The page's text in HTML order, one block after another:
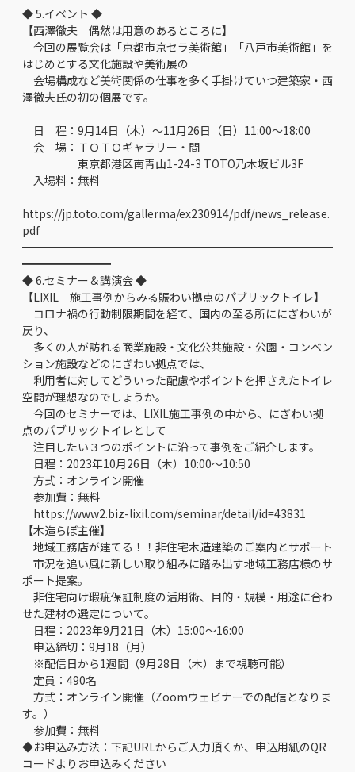
◆ 5.イベント ◆
【西澤徹夫 偶然は用意のあるところに】
今回の展覧会は「京都市京セラ美術館」「八戸市美術館」を
はじめとする文化施設や美術展の
会場構成など美術関係の仕事を多く手掛けていつ建築家・西
澤徹夫氏の初の個展です。
日 程：9月14日（木）～11月26日（日）11:00～18:00
会 場：ＴＯＴＯギャラリー・間
東京都港区南青山1-24-3 TOTO乃木坂ビル3F
入場料：無料
https://jp.toto.com/gallerma/ex230914/pdf/news_release.
pdf
━━━━━━━━━━━━━━━━━━━━━━━━━━━━
━━━━━━━━
◆ 6.セミナー＆講演会 ◆
【LIXIL 施工事例からみる賑わい拠点のパブリックトイレ】
コロナ禍の行動制限期間を経て、国内の至る所ににぎわいが
戻り、
多くの人が訪れる商業施設・文化公共施設・公園・コンベン
ション施設などのにぎわい拠点では、
利用者に対してどういった配慮やポイントを押さえたトイレ
空間が理想なのでしょうか。
今回のセミナーでは、LIXIL施工事例の中から、にぎわい拠
点のパブリックトイレとして
注目したい３つのポイントに沿って事例をご紹介します。
日程：2023年10月26日（木）10:00～10:50
方式：オンライン開催
参加費：無料
https://www2.biz-lixil.com/seminar/detail/id=43831
【木造らぼ主催】
地域工務店が建てる！！非住宅木造建築のご案内とサポート
市況を追い風に新しい取り組みに踏み出す地域工務店様のサ
ポート提案。
非住宅向け瑕疵保証制度の活用術、目的・規模・用途に合わ
せた建材の選定について。
日程：2023年9月21日（木）15:00～16:00
申込締切：9月18（月）
※配信日から1週間（9月28日（木）まで視聴可能）
定員：490名
方式：オンライン開催（Zoomウェビナーでの配信となりま
す。）
参加費：無料
◆お申込み方法：下記URLからご入力頂くか、申込用紙のQR
コードよりお申込みください